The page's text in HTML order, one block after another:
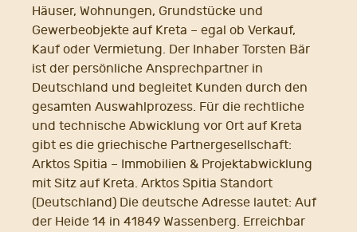
Häuser, Wohnungen, Grundstücke und
Gewerbeobjekte auf Kreta – egal ob Verkauf,
Kauf oder Vermietung. Der Inhaber Torsten Bär
ist der persönliche Ansprechpartner in
Deutschland und begleitet Kunden durch den
gesamten Auswahlprozess. Für die rechtliche
und technische Abwicklung vor Ort auf Kreta
gibt es die griechische Partnergesellschaft:
Arktos Spitia – Immobilien & Projektabwicklung
mit Sitz auf Kreta. Arktos Spitia Standort
(Deutschland) Die deutsche Adresse lautet: Auf
der Heide 14 in 41849 Wassenberg. Erreichbar